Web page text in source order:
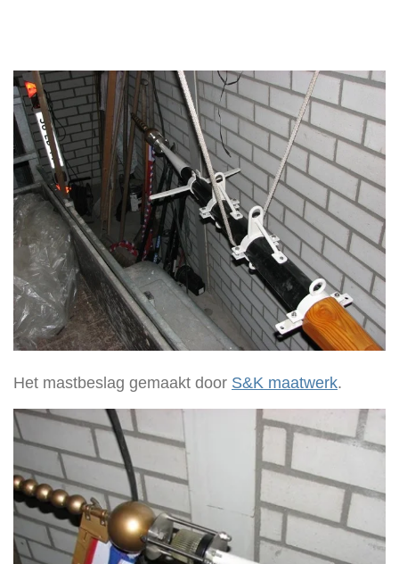
Het mastbeslag gemaakt door S&K maatwerk.